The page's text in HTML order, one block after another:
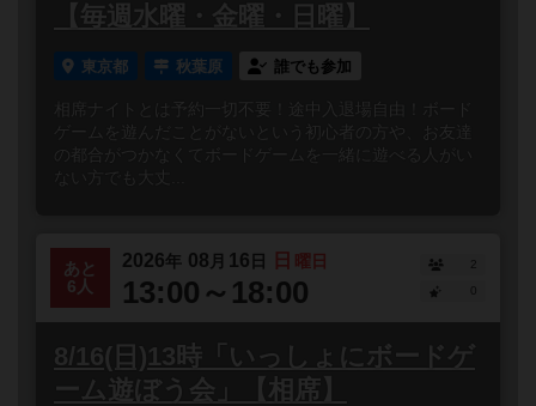
【毎週水曜・金曜・日曜】
東京都 秋葉原 誰でも参加
相席ナイトとは予約一切不要！途中入退場自由！ボード
ゲームを遊んだことがないという初心者の方や、お友達
の都合がつかなくてボードゲームを一緒に遊べる人がい
ない方でも大丈...
あと
6人
2026年 08 月 16 日 日 曜日
13:00～18:00
2
8/16(日)13時「いっしょにボードゲ
ーム遊ぼう会」【相席】